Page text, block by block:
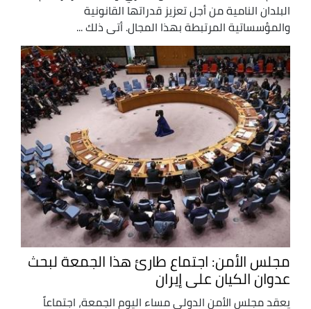
البلدان النامية من أجل تعزيز قدراتها القانونية
والمؤسساتية المرتبطة بهذا المجال. أتى ذلك ...
مجلس الأمن: اجتماع طارئ هذا الجمعة لبحث
عدوان الكيان على إيران
يعقد مجلس الأمن الدولي مساء اليوم الجمعة، اجتماعاً